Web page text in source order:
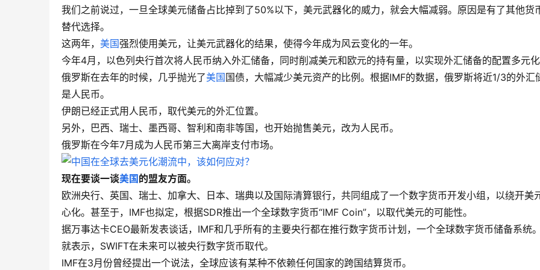
我们之前说过，一旦全球美元储备占比掉到了50%以下，美元武器化的威力，就会大幅减弱。原因是有了其他货
替代选择。
这两年， 美国强烈使用美元，让美元武器化的结果，使得今年成为风云变化的一年。
今年4月，以色列央行首次将人民币纳入外汇储备，同时削减美元和欧元的持有量，以实现外汇储备的配置多元化
俄罗斯在去年的时候，几乎抛光了美国 国债，大幅减少美元资产的比例。根据IMF的数据，俄罗斯将近1/3的外汇
是人民币。
伊朗已经正式用人民币，取代美元的外汇位置。
另外，巴西、瑞士、墨西哥、智利和南非等国，也开始抛售美元，改为人民币。
俄罗斯在今年7月成为人民币第三大离岸支付市场。
现在要谈一谈美国 的盟友方面。
欧洲央行、英国、瑞士、加拿大、日本、瑞典以及国际清算银行，共同组成了一个数字货币开发小组，以绕开美
心化。甚至于，IMF也拟定，根据SDR推出一个全球数字货币“IMF Coin”，以取代美元的可能性。
据万事达卡CEO最新发表谈话，IMF和几乎所有的主要央行都在推行数字货币计划，一个全球数字货币储备系统
就表示，SWIFT在未来可以被央行数字货币取代。
IMF在3月份曾经提出一个说法，全球应该有某种不依赖任何国家的跨国结算货币。